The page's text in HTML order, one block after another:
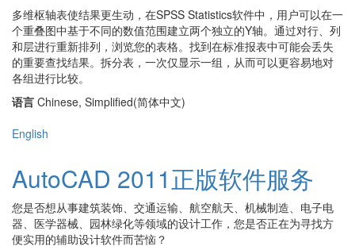
多维枢轴表使结果更生动，在SPSS Statistics软件中，用户可以在一
个重叠图中基于不同的数值范围建立两个独立的Y轴。通过对行、列
和层进行重新排列，浏览您的表格。找到在标准报表中可能会丢失
的重要查找结果。拆分表，一次仅显示一组，从而可以更容易地对
各组进行比较。
语言 Chinese, Simplified(简体中文)
English
AutoCAD 2011正版软件服务
您是否想从事建筑装饰、交通运输、航空航天、机械制造、电子电
器、医学器械、园林绿化等领域的设计工作，您是否正在为寻找方
便实用的辅助设计软件而苦恼？